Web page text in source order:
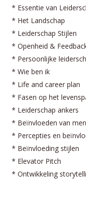
* Essentie van
* Het Landschap
* Leiderschap Stijlen
* Openheid &
* Persoonlijke
* Wie ben ik
* Life and career plan
* Fasen op het
* Leiderschap ankers
* Beïnvloeden van
* Percepties en
* Beïnvloeding stijlen
* Elevator Pitch
* Ontwikkeling